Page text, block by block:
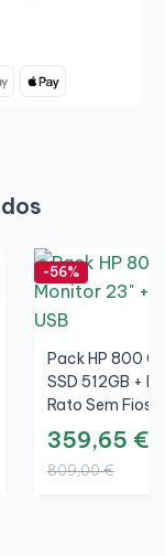
-56%
Pack HP 800
SSD 512GB +
Rato Sem Fios
359,65 €
809,00 €